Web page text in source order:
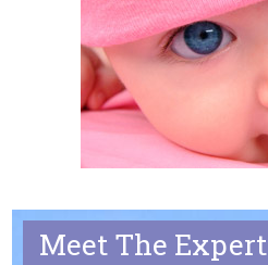
Meet The Expert